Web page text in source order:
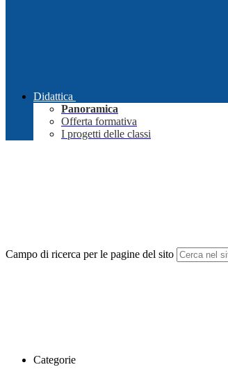
Didattica
Panoramica
Offerta formativa
I progetti delle classi
Campo di ricerca per le pagine del sito
Categorie